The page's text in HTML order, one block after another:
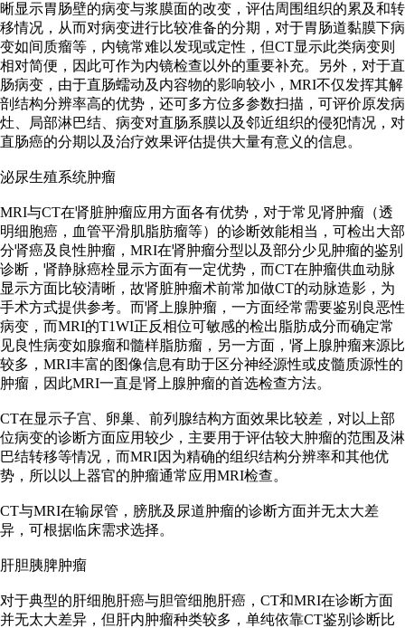
晰显示胃肠壁的病变与浆膜面的改变，评估周围组织的累及和转
移情况，从而对病变进行比较准备的分期，对于胃肠道黏膜下病
变如间质瘤等，内镜常难以发现或定性，但CT显示此类病变则
相对简便，因此可作为内镜检查以外的重要补充。另外，对于直
肠病变，由于直肠蠕动及内容物的影响较小，MRI不仅发挥其解
剖结构分辨率高的优势，还可多方位多参数扫描，可评价原发病
灶、局部淋巴结、病变对直肠系膜以及邻近组织的侵犯情况，对
直肠癌的分期以及治疗效果评估提供大量有意义的信息。
泌尿生殖系统肿瘤
MRI与CT在肾脏肿瘤应用方面各有优势，对于常见肾肿瘤（透
明细胞癌，血管平滑肌脂肪瘤等）的诊断效能相当，可检出大部
分肾癌及良性肿瘤，MRI在肾肿瘤分型以及部分少见肿瘤的鉴别
诊断，肾静脉癌栓显示方面有一定优势，而CT在肿瘤供血动脉
显示方面比较清晰，故肾脏肿瘤术前常加做CT的动脉造影，为
手术方式提供参考。而肾上腺肿瘤，一方面经常需要鉴别良恶性
病变，而MRI的T1WI正反相位可敏感的检出脂肪成分而确定常
见良性病变如腺瘤和髓样脂肪瘤，另一方面，肾上腺肿瘤来源比
较多，MRI丰富的图像信息有助于区分神经源性或皮髓质源性的
肿瘤，因此MRI一直是肾上腺肿瘤的首选检查方法。
CT在显示子宫、卵巢、前列腺结构方面效果比较差，对以上部
位病变的诊断方面应用较少，主要用于评估较大肿瘤的范围及淋
巴结转移等情况，而MRI因为精确的组织结构分辨率和其他优
势，所以以上器官的肿瘤通常应用MRI检查。
CT与MRI在输尿管，膀胱及尿道肿瘤的诊断方面并无太大差
异，可根据临床需求选择。
肝胆胰脾肿瘤
对于典型的肝细胞肝癌与胆管细胞肝癌，CT和MRI在诊断方面
并无太大差异，但肝内肿瘤种类较多，单纯依靠CT鉴别诊断比